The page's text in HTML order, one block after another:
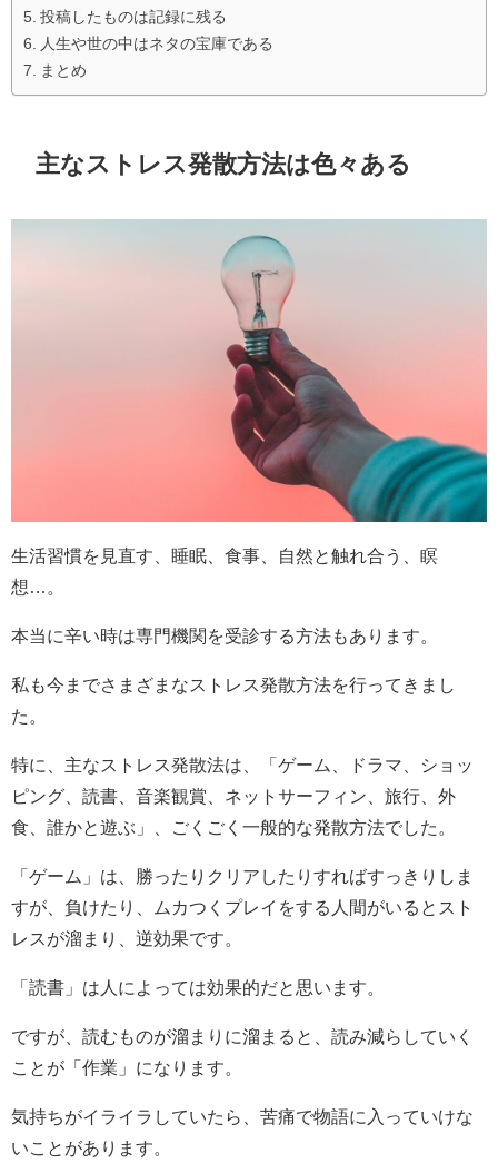
投稿したものは記録に残る
人生や世の中はネタの宝庫である
まとめ
主なストレス発散方法は色々ある
生活習慣を見直す、睡眠、食事、自然と触れ合う、瞑
想…。
本当に辛い時は専門機関を受診する方法もあります。
私も今までさまざまなストレス発散方法を行ってきまし
た。
特に、主なストレス発散法は、「ゲーム、ドラマ、ショッ
ピング、読書、音楽観賞、ネットサーフィン、旅行、外
食、誰かと遊ぶ」、ごくごく一般的な発散方法でした。
「ゲーム」は、勝ったりクリアしたりすればすっきりしま
すが、負けたり、ムカつくプレイをする人間がいるとスト
レスが溜まり、逆効果です。
「読書」は人によっては効果的だと思います。
ですが、読むものが溜まりに溜まると、読み減らしていく
ことが「作業」になります。
気持ちがイライラしていたら、苦痛で物語に入っていけな
いことがあります。